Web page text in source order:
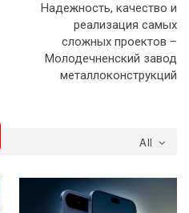
Надежность, качество и
реализация самых
сложных проектов –
Молодечненский завод
металлоконструкций
All